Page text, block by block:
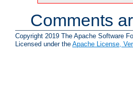
Comments
Copyright 2019 The Apache Software
Licensed under the Apache License,